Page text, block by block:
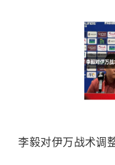
李毅对伊万战术调